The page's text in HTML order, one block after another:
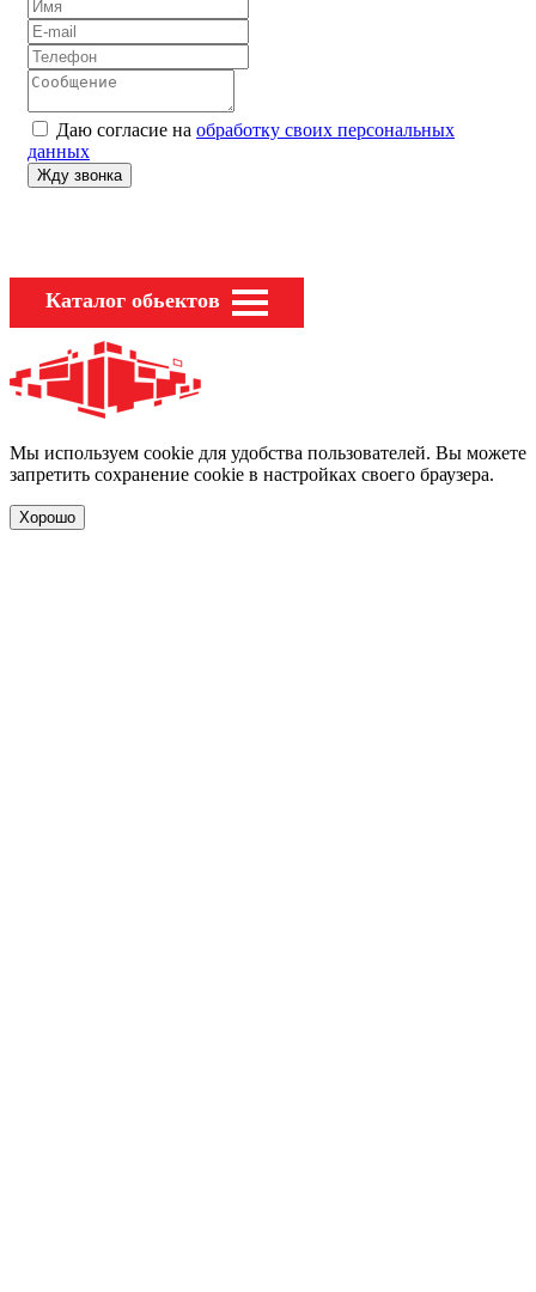
Даю согласие на обработку своих персональных
данных
Каталог обьектов
Мы используем cookie для удобства пользователей. Вы можете
запретить сохранение cookie в настройках своего браузера.
Хорошо